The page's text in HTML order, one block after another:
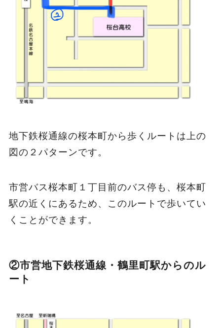
地下鉄桜通線の桜本町から歩くルートは上の
図の２パターンです。
市営バス桜本町１丁目前のバス停も、桜本町
駅の近くにあるため、このルートで歩いてい
くことができます。
②市営地下鉄桜通線・鶴里町駅からのル
ート